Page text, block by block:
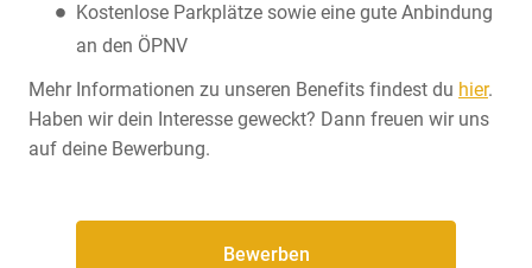
Kostenlose Parkplätze sowie eine gute Anbindung
an den ÖPNV
Mehr Informationen zu unseren Benefits findest du hier.
Haben wir dein Interesse geweckt? Dann freuen wir uns
auf deine Bewerbung.
Bewerben